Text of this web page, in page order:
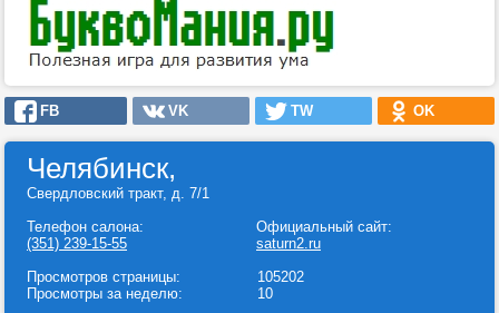
FB VK TW OK
Челябинск,
Свердловский тракт, д. 7/1
Телефон салона:
(351) 239-15-55
Официальный сайт:
saturn2.ru
Просмотров страницы:
Просмотры за неделю:
105202
10